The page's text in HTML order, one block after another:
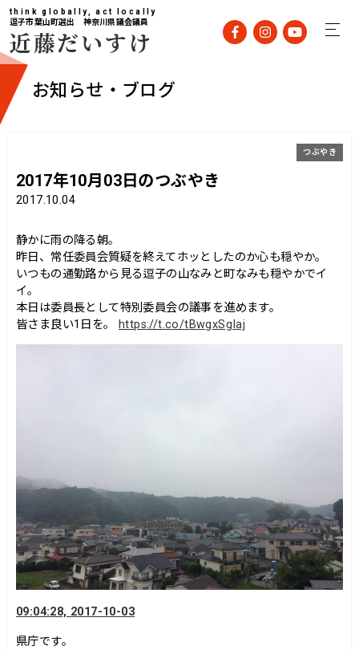
think globally, act locally
逗子市葉山町選出 神奈川県議会議員
近藤だいすけ
お知らせ・ブログ
2017年10月03日のつぶやき
2017.10.04
つぶやき
静かに雨の降る朝。
昨日、常任委員会質疑を終えてホッとしたのか心も穏やか。
いつもの通勤路から見る逗子の山なみと町なみも穏やかでイ
イ。
本日は委員長として特別委員会の議事を進めます。
皆さま良い1日を。
https://t.co/tBwgxSgIaj
09:04:28, 2017-10-03
県庁です。